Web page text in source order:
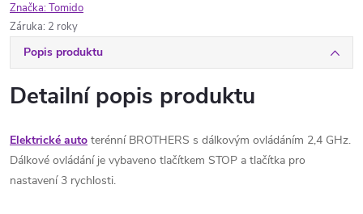
Značka:Tomido
Záruka: 2 roky
Popis produktu
Detailní popis produktu
Elektrické auto terénní BROTHERS s dálkovým ovládáním 2,4 GHz.
Dálkové ovládání je vybaveno tlačítkem STOP a tlačítka pro
nastavení 3 rychlosti.